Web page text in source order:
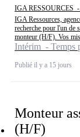
IGA RESSOURCES -
IGA Ressources,
recherche pour l'un de
monteur (H/F). Vos
Intérim - Temps
Publié il y a 15 jours
Monteur
(H/F)